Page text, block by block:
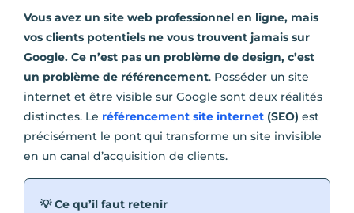
Vous avez un site web professionnel en ligne, mais
vos clients potentiels ne vous trouvent jamais sur
Google. Ce n’est pas un problème de design, c’est
un problème de référencement. Posséder un site
internet et être visible sur Google sont deux réalités
distinctes. Le référencement site internet (SEO) est
précisément le pont qui transforme un site invisible
en un canal d’acquisition de clients.
💡 Ce qu’il faut retenir